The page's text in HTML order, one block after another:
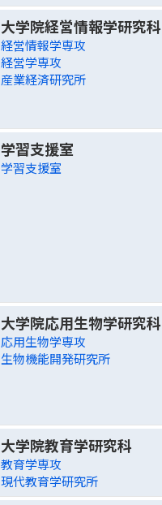
大学院経営情報学研究科
経営情報学専攻
経営学専攻
産業経済研究所
学習支援室
学習支援室
大学院応用生物学研究科
応用生物学専攻
生物機能開発研究所
大学院教育学研究科
教育学専攻
現代教育学研究所